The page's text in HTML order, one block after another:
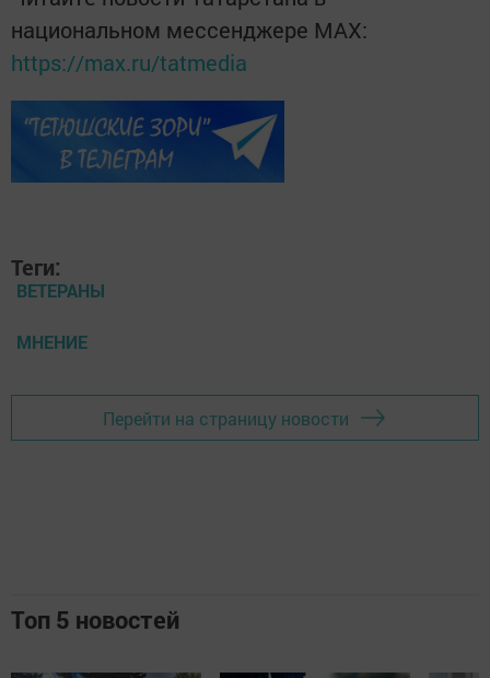
национальном мессенджере MАХ:
https://max.ru/tatmedia
Теги:
ВЕТЕРАНЫ
МНЕНИЕ
Перейти на страницу новости
Топ 5 новостей